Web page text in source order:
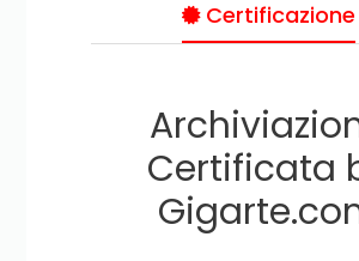
Certificazione
Certificata